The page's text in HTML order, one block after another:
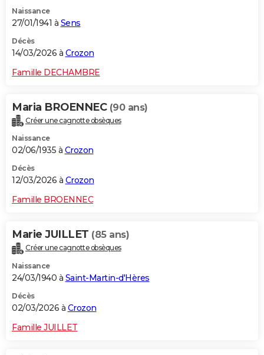
Naissance
27/01/1941 à Sens
Décès
14/03/2026 à Crozon
Famille DECHAMBRE
Maria BROENNEC (90 ans)
Créer une cagnotte obsèques
Naissance
02/06/1935 à Crozon
Décès
12/03/2026 à Crozon
Famille BROENNEC
Marie JUILLET (85 ans)
Créer une cagnotte obsèques
Naissance
24/03/1940 à Saint-Martin-d'Hères
Décès
02/03/2026 à Crozon
Famille JUILLET